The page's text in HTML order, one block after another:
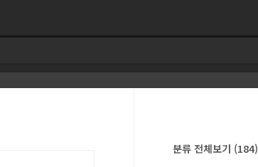
분류 전체보기 (184)